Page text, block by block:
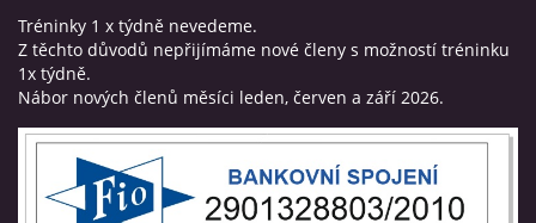
INFORMACE
PLATEBNÍ PODMÍNKY
FOTOALBUM
Tréninky 1 x týdně nevedeme.
Z těchto důvodů nepřijímáme nové členy s možností tréninku
1x týdně.
Nábor nových členů měsíci leden, červen a září 2026.